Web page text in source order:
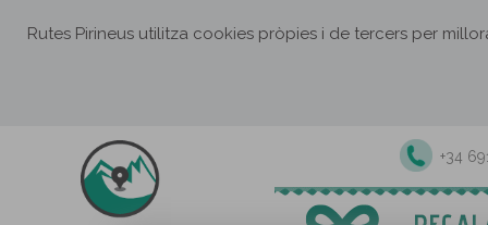
Rutes Pirineus utilitza cookies pròpies i de tercers per
+34